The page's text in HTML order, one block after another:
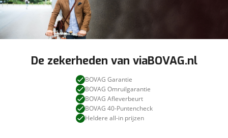
De zekerheden van viaBOVAG.nl
BOVAG Garantie
BOVAG Omruilgarantie
BOVAG Afleverbeurt
BOVAG 40-Puntencheck
Heldere all-in prijzen